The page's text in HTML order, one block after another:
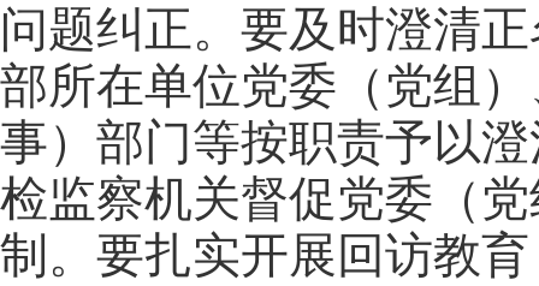
问题纠正。要及时澄清
部所在单位党委（党组
事）部门等按职责予以
检监察机关督促党委（
制。要扎实开展回访教